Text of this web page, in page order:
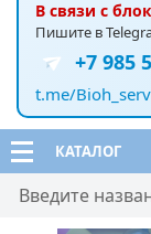
КАТАЛОГ
В связи с
Пишите в
+7 985
t.me/